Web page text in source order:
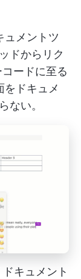
ュメントツ
ドからリク
ードに至る
をドキュメ
ない。
キュメント